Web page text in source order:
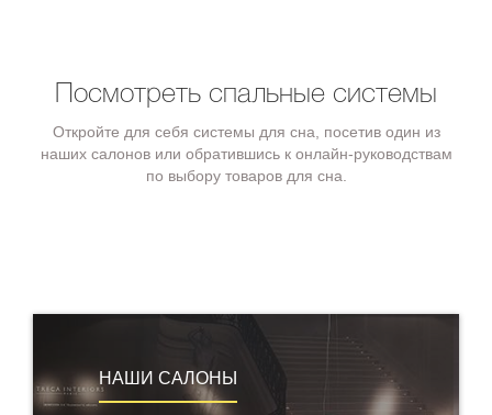
Посмотреть спальные системы
Откройте для себя системы для сна, посетив один из
наших салонов или обратившись к онлайн-руководствам
по выбору товаров для сна.
НАШИ САЛОНЫ